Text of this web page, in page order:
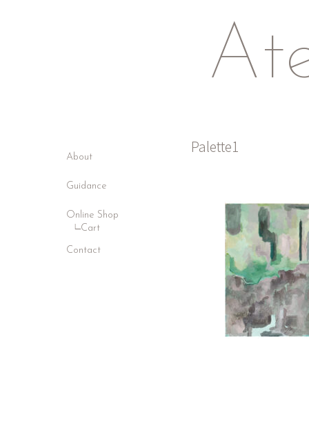
Palette1
About
Guidance
Online Shop
Cart
Contact